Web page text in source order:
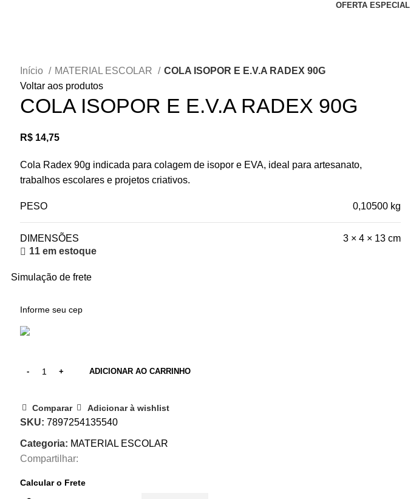
OFERTA ESPECIAL
Início MATERIAL ESCOLAR
COLA ISOPOR E E.V.A RADEX 90G
Voltar aos produtos
COLA ISOPOR E E.V.A RADEX 90G
R$ 14,75
Cola Radex 90g indicada para colagem de isopor e EVA, ideal para artesanato,
trabalhos escolares e projetos criativos.
PESO 0,10500 kg
DIMENSÕES
3 × 4 × 13 cm
11 em estoque
Simulação de frete
ADICIONAR AO CARRINHO
Comparar Adicionar à wishlist
SKU: 7897254135540
Categoria: MATERIAL ESCOLAR
Compartilhar:
Calcular o Frete